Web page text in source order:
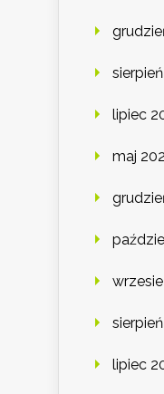
lipiec
maj
lipiec